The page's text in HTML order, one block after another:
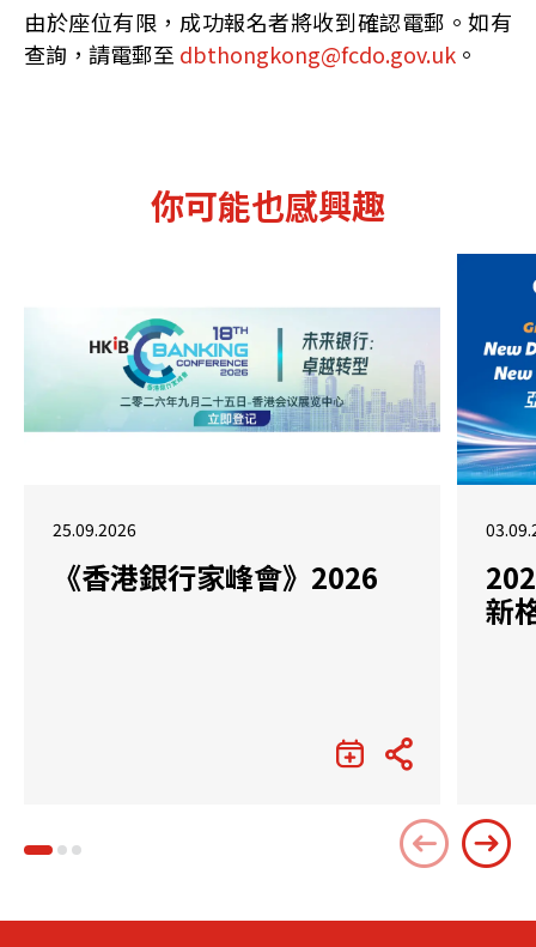
由於座位有限，成功報名者將收到確認電郵。如有
查詢，請電郵至 dbthongkong@fcdo.gov.uk 。
你可能也感興趣
25.09.2026
《香港銀行家峰會》2026
新